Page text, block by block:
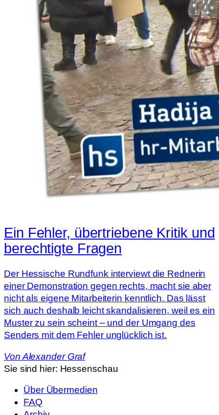
Ein Fehler, übertriebene Kritik und
berechtigte Fragen
Der Hessische Rundfunk interviewt die Rednerin
einer Demonstration gegen rechts, macht sie aber
nicht als eigene Mitarbeiterin kenntlich. Das lässt
sich auch deshalb leicht skandalisieren, weil es ein
Muster zu sein scheint – und der Umgang des
Senders mit dem Fehler unglücklich ist.
Von Alexander Graf
Sie sind hier: Hessenschau
Über Übermedien
FAQ